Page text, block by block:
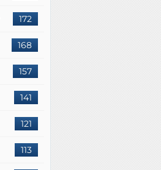
172
168
157
141
121
113